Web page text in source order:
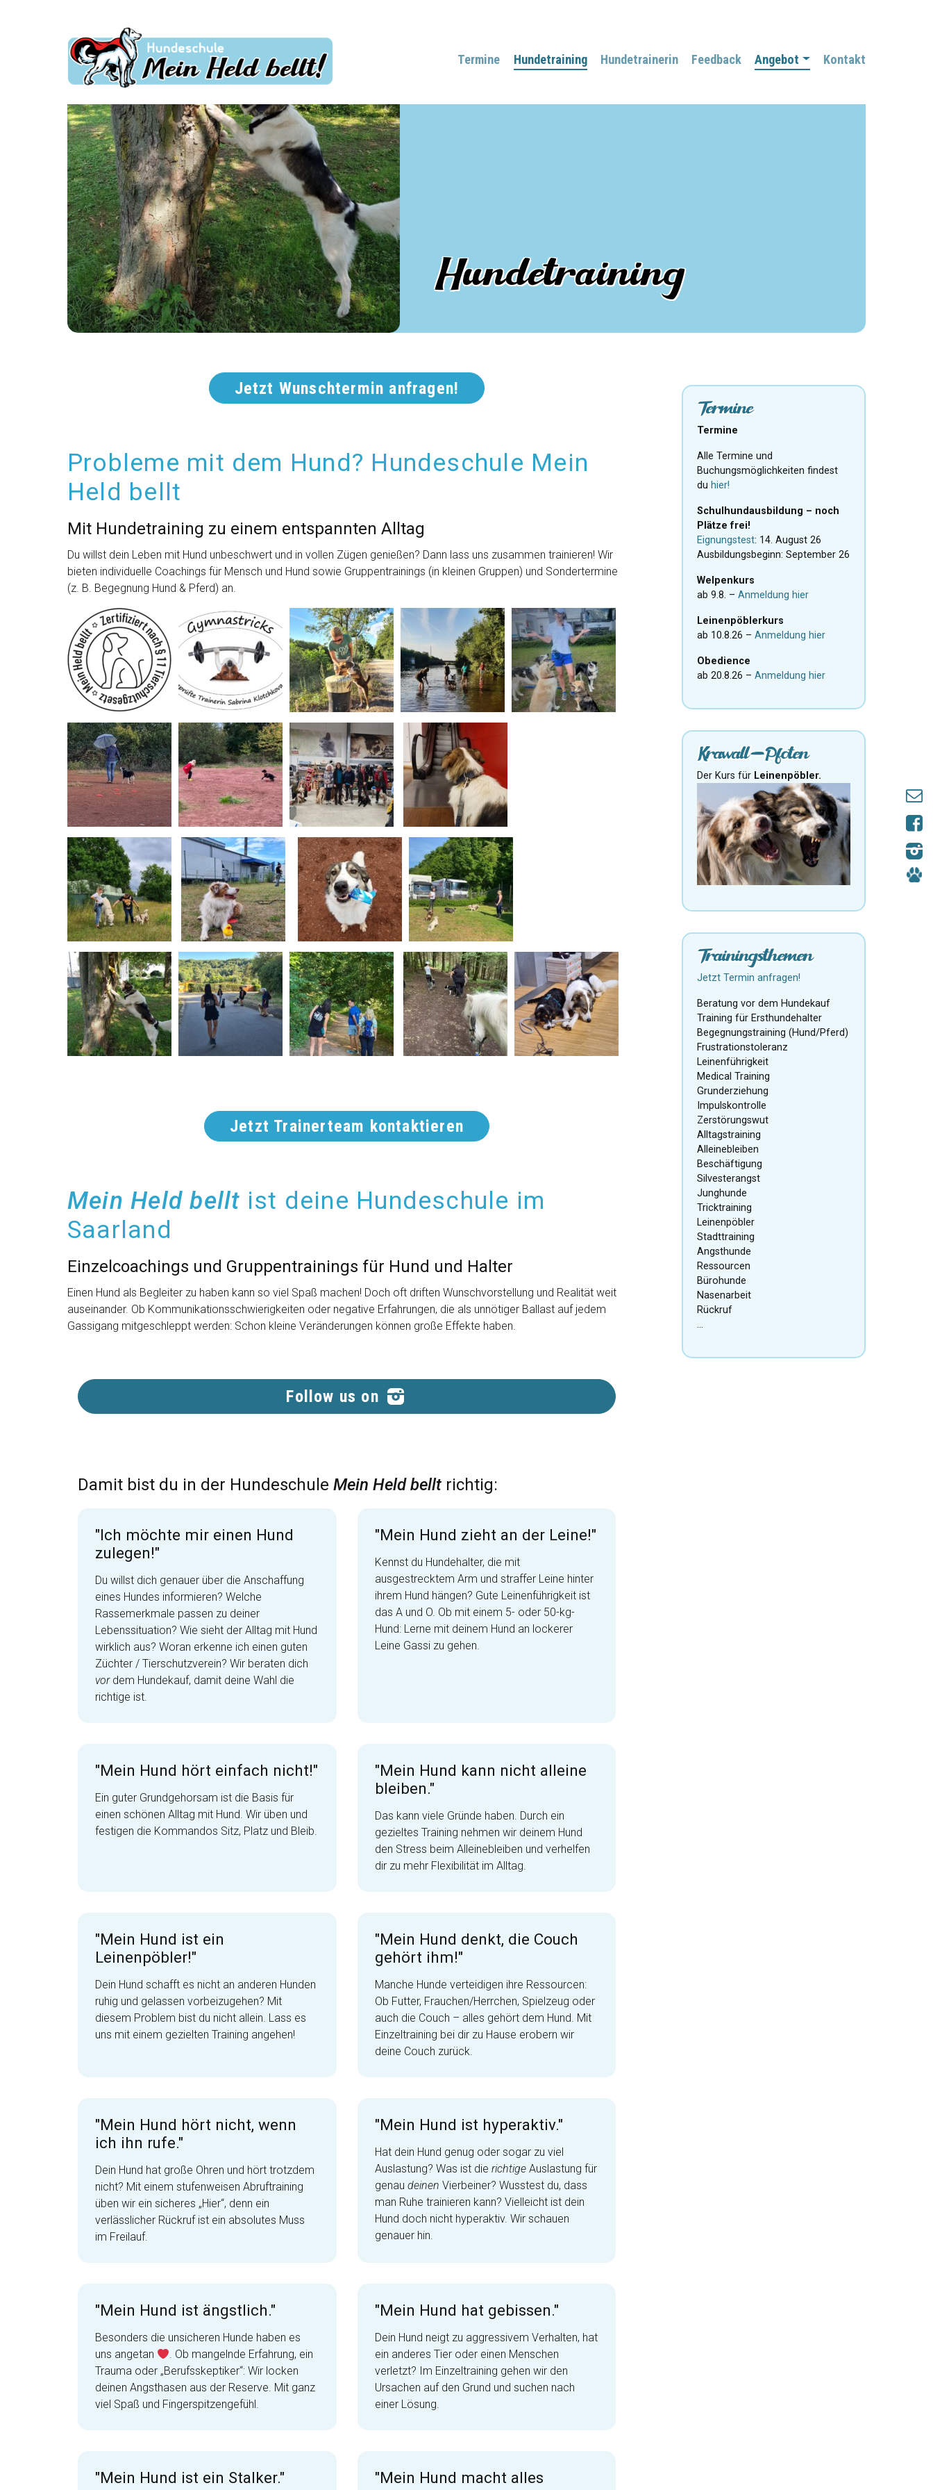
Termine Hundetraining Hundetrainerin Feedback Angebot Kontakt
Hundetraining
Jetzt Wunschtermin anfragen!
Probleme mit dem Hund? Hundeschule Mein
Held bellt
Mit Hundetraining zu einem entspannten Alltag
Du willst dein Leben mit Hund unbeschwert und in vollen Zügen genießen? Dann lass uns zusammen trainieren! Wir
bieten individuelle Coachings für Mensch und Hund sowie Gruppentrainings (in kleinen Gruppen) und Sondertermine
(z. B. Begegnung Hund & Pferd) an.
Jetzt Trainerteam kontaktieren
Mein Held bellt ist deine Hundeschule im
Saarland
Einzelcoachings und Gruppentrainings für Hund und Halter
Einen Hund als Begleiter zu haben kann so viel Spaß machen! Doch oft driften Wunschvorstellung und Realität weit
auseinander. Ob Kommunikationsschwierigkeiten oder negative Erfahrungen, die als unnötiger Ballast auf jedem
Gassigang mitgeschleppt werden: Schon kleine Veränderungen können große Effekte haben.
Follow us on
Damit bist du in der Hundeschule Mein Held bellt richtig:
"Ich möchte mir einen Hund
zulegen!"
Du willst dich genauer über die Anschaffung
eines Hundes informieren? Welche
Rassemerkmale passen zu deiner
Lebenssituation? Wie sieht der Alltag mit Hund
wirklich aus? Woran erkenne ich einen guten
Züchter / Tierschutzverein? Wir beraten dich
vordem Hundekauf, damit deine Wahl die
richtige ist.
"Mein Hund zieht an der Leine!"
Kennst du Hundehalter, die mit
ausgestrecktem Arm und straffer Leine hinter
ihrem Hund hängen? Gute Leinenführigkeit ist
das A und O. Ob mit einem 5- oder 50-kg-
Hund: Lerne mit deinem Hund an lockerer
Leine Gassi zu gehen.
"Mein Hund hört einfach nicht!"
Ein guter Grundgehorsam ist die Basis für
einen schönen Alltag mit Hund. Wir üben und
festigen die Kommandos Sitz, Platz und Bleib.
"Mein Hund kann nicht alleine
bleiben."
Das kann viele Gründe haben. Durch ein
gezieltes Training nehmen wir deinem Hund
den Stress beim Alleinebleiben und verhelfen
dir zu mehr Flexibilität im Alltag.
"Mein Hund ist ein
Leinenpöbler!"
Dein Hund schafft es nicht an anderen Hunden
ruhig und gelassen vorbeizugehen? Mit
diesem Problem bist du nicht allein. Lass es
uns mit einem gezielten Training angehen!
"Mein Hund denkt, die Couch
gehört ihm!"
Manche Hunde verteidigen ihre Ressourcen:
Ob Futter, Frauchen/Herrchen, Spielzeug oder
auch die Couch – alles gehört dem Hund. Mit
Einzeltraining bei dir zu Hause erobern wir
deine Couch zurück.
"Mein Hund hört nicht, wenn
ich ihn rufe."
Dein Hund hat große Ohren und hört trotzdem
nicht? Mit einem stufenweisen Abruftraining
üben wir ein sicheres „Hier“, denn ein
verlässlicher Rückruf ist ein absolutes Muss
im Freilauf.
"Mein Hund ist hyperaktiv."
Hat dein Hund genug oder sogar zu viel
Auslastung? Was ist die richtigeAuslastung für
genau deinen Vierbeiner? Wusstest du, dass
man Ruhe trainieren kann? Vielleicht ist dein
Hund doch nicht hyperaktiv. Wir schauen
genauer hin.
"Mein Hund ist ängstlich."
Besonders die unsicheren Hunde haben es
uns angetan
. Ob mangelnde Erfahrung, ein
Trauma oder „Berufsskeptiker“: Wir locken
deinen Angsthasen aus der Reserve. Mit ganz
viel Spaß und Fingerspitzengefühl.
"Mein Hund hat gebissen."
Dein Hund neigt zu aggressivem Verhalten, hat
ein anderes Tier oder einen Menschen
verletzt? Im Einzeltraining gehen wir den
Ursachen auf den Grund und suchen nach
einer Lösung.
"Mein Hund ist ein Stalker."
"Mein Hund macht alles
Termine
Termine
Alle Termine und
Buchungsmöglichkeiten findest
du hier!
Schulhundausbildung – noch
Plätze frei!
Eignungstest: 14. August 26
Ausbildungsbeginn: September 26
Welpenkurs
ab 9.8. – Anmeldung hier
Leinenpöblerkurs
ab 10.8.26 – Anmeldung hier
Obedience
ab 20.8.26 – Anmeldung hier
Krawall-Pfoten
Der Kurs für Leinenpöbler.
Trainingsthemen
Jetzt Termin anfragen!
Beratung vor dem Hundekauf
Training für Ersthundehalter
Begegnungstraining (Hund/Pferd)
Frustrationstoleranz
Leinenführigkeit
Medical Training
Grunderziehung
Impulskontrolle
Zerstörungswut
Alltagstraining
Alleinebleiben
Beschäftigung
Silvesterangst
Junghunde
Tricktraining
Leinenpöbler
Stadttraining
Angsthunde
Ressourcen
Bürohunde
Nasenarbeit
Rückruf
…